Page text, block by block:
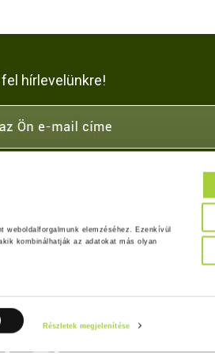
elemzéséhez. Ezenkívül
kombinálhatják az adatokat más olyan
Részletek megjelenítése
hírlevelünkre!
tájékoztató